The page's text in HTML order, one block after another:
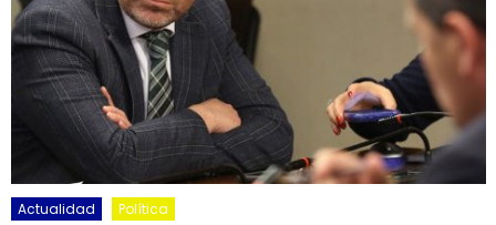
Actualidad Política